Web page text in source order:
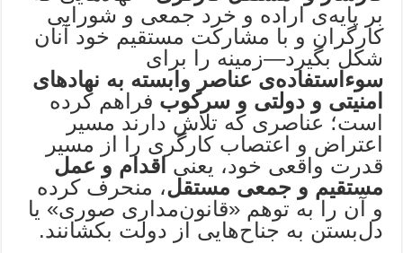
بر پایه‌ی اراده و خرد جمعی و شورایی
کارگران و با مشارکت مستقیم خود آنان
شکل بگیرد—زمینه را برای
سوء‌استفاده‌ی عناصر وابسته به نهادهای
امنیتی و دولتی و سرکوب فراهم کرده
است؛ عناصری که تلاش دارند مسیر
اعتراض و اعتصاب کارگری را از مسیر
قدرت واقعی خود، یعنی اقدام و عمل
مستقیم و جمعی مستقل، منحرف کرده
و آن را به توهم «قانون‌مداری صوری» یا
دل‌بستن به جناح‌هایی از دولت بکشانند.